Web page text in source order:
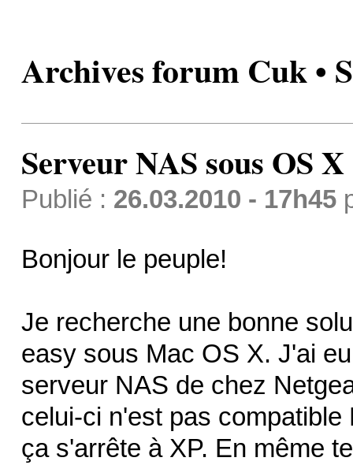
Archives forum Cuk •
Serveur NAS sous OS X
Publié : 26.03.2010 - 17h45
Bonjour le peuple!
Je recherche une bonne
easy sous Mac OS X. J'ai
serveur NAS de chez
celui-ci n'est pas
ça s'arrête à XP. En même